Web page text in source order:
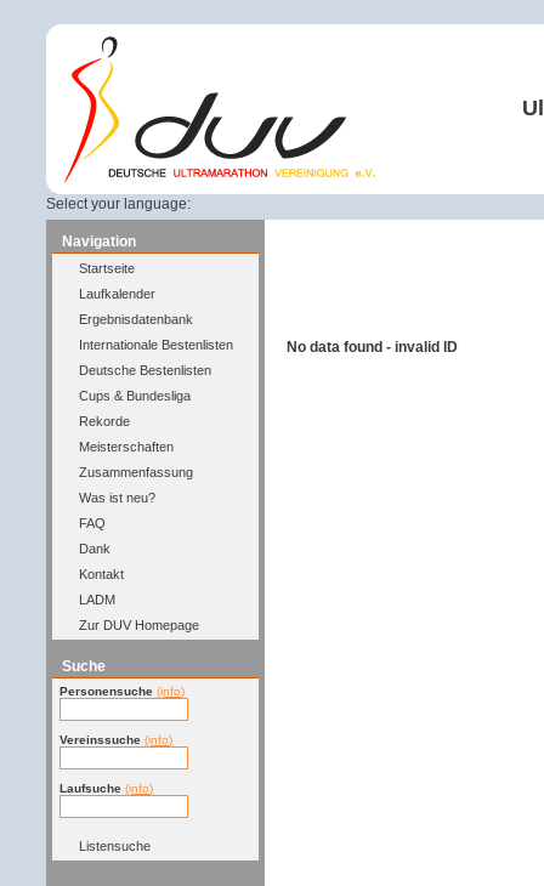
Select your language:
Navigation
Startseite
Laufkalender
Ergebnisdatenbank
Internationale Bestenlisten
Deutsche Bestenlisten
Cups & Bundesliga
Rekorde
Meisterschaften
Zusammenfassung
Was ist neu?
FAQ
Dank
Kontakt
LADM
Zur DUV Homepage
Suche
Personensuche (info)
Vereinssuche (info)
Laufsuche (info)
Listensuche
No data found - invalid ID